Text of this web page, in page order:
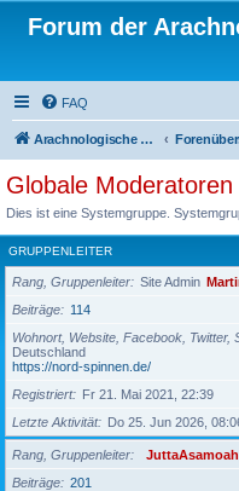
Forum der
FAQ
Arachnologische Gesellschaft e. V.
Globale Moderatoren
Dies ist eine Systemgruppe.
GRUPPENLEITER
Rang, Gruppenleiter Site Admin
Beiträge
114
Wohnort, Website, Facebook, Twitter,
Deutschland
https://nord-spinnen.de/
Registriert
Fr 21. Mai 2021, 22:39
Letzte Aktivität
Do 25. Jun 2026,
Rang, Gruppenleiter
JuttaAsamoah
Beiträge
201